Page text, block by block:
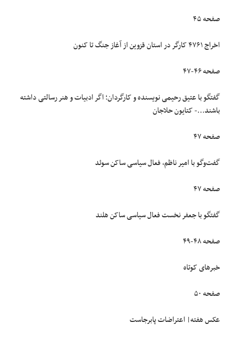
صفحه ۴۵
اخراج ۴۷۶۱ کارگر در استان قزوین از آغاز جنگ تا کنون
صفحه ۴۶-۴۷
گفتگو با عتیق رحیمی نویسنده و کارگردان؛ اگر ادبیات و هنر رسالتی داشته
باشند…- کتایون حلاجان
صفحه ۴۷
گفت‌وگو با امیر ناظم، فعال سیاسی ساکن سوئد
صفحه ۴۷
گفتگو با جعفر نخست فعال سیاسی ساکن هلند
صفحه ۴۸-۴۹
خبرهای کوتاه
صفحه ۵۰
عکس هفته| اعتراضات پابرجاست